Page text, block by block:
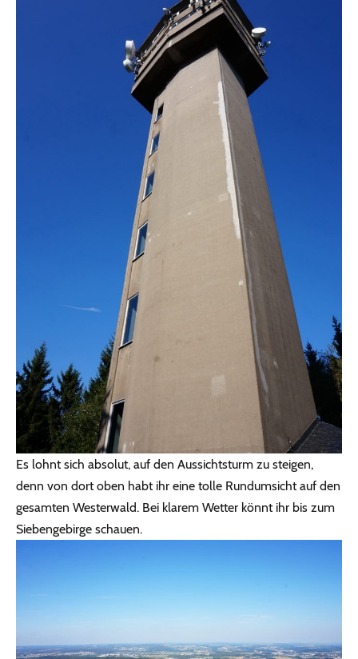
Es lohnt sich absolut, auf den Aussichtsturm zu steigen,
denn von dort oben habt ihr eine tolle Rundumsicht auf den
gesamten Westerwald. Bei klarem Wetter könnt ihr bis zum
Siebengebirge schauen.